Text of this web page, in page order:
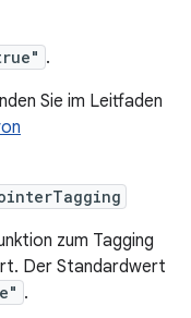
.
Sie im Leitfaden
zum Tagging
Der Standardwert
.